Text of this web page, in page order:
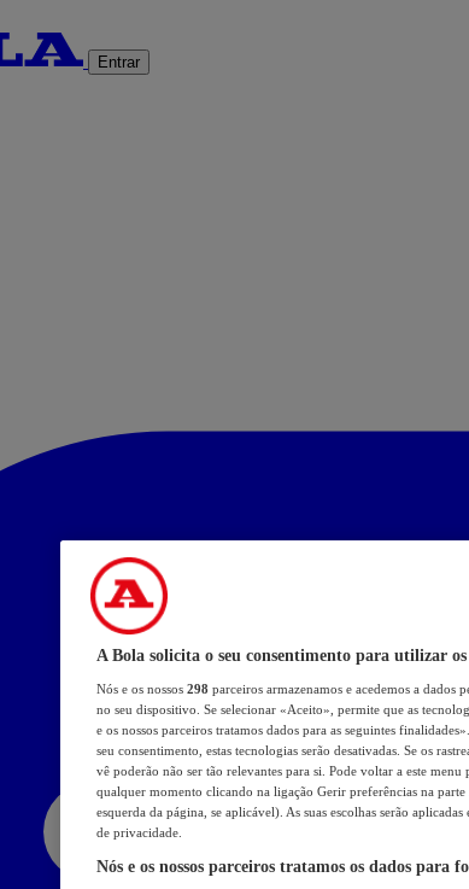
Entrar
A Bola solicita o seu consentimento para utilizar os
Nós e os nossos 298 parceiros armazenamos e acedemos a dados
no seu dispositivo. Se selecionar «Aceito», permite que as
e os nossos parceiros tratamos dados para as seguintes
seu consentimento, estas tecnologias serão desativadas. Se os
vê poderão não ser tão relevantes para si. Pode voltar a este
qualquer momento clicando na ligação Gerir preferências na
esquerda da página, se aplicável). As suas escolhas serão
de privacidade.
Nós e os nossos parceiros tratamos os dados para